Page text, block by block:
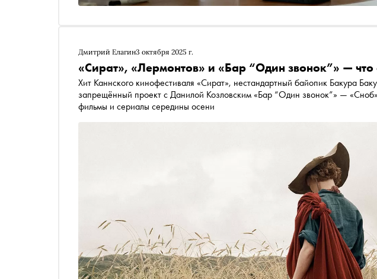
Дмитрий Елагин3 октября 2025 г.
«Сират», «Лермонтов» и «Бар “Один звонок”» — что
Хит Каннского кинофестиваля «Сират», нестандартный байопик Бакура
запрещённый проект с Данилой Козловским «Бар “Один звонок”» —
фильмы и сериалы середины осени